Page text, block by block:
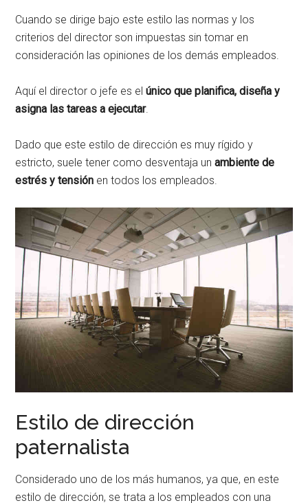
Cuando se dirige bajo este estilo las normas y los
criterios del director son impuestas sin tomar en
consideración las opiniones de los demás empleados.
Aquí el director o jefe es el único que planifica, diseña y
asigna las tareas a ejecutar.
Dado que este estilo de dirección es muy rígido y
estricto, suele tener como desventaja unambiente de
estrés y tensión en todos los empleados.
Estilo de dirección
paternalista
Considerado uno de los más humanos, ya que, en este
estilo de dirección, se trata a los empleados con una